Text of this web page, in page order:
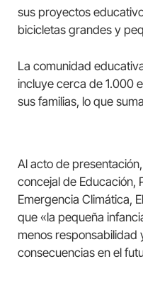
sus proyectos
bicicletas grandes y
La comunidad
incluye cerca de 1.000
sus familias, lo que
Al acto de
concejal de Educación,
Emergencia Climática,
que «la pequeña
menos responsabilidad
consecuencias en el